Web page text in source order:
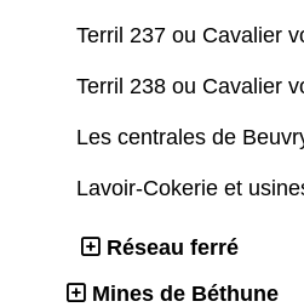
Terril 237 ou Cavalier
Terril 238 ou Cavalier
Les centrales de
Lavoir-Cokerie et
Réseau ferré
Mines de Béthune